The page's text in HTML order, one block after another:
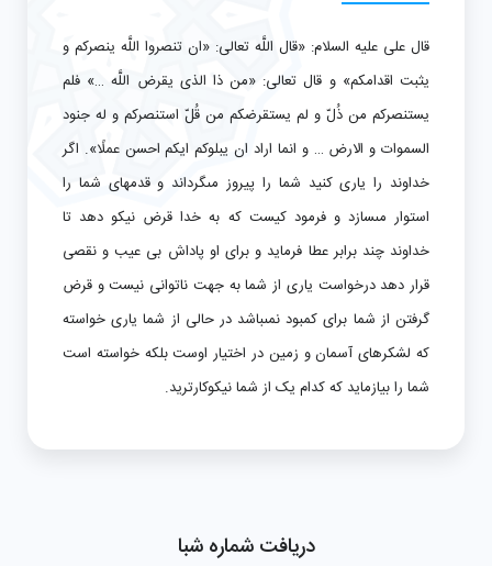
قال على علیه السلام: «قال اللَّه تعالى: «ان تنصروا اللَّه ینصرکم و
یثبت اقدامکم» و قال تعالى: «من ذا الذى یقرض اللَّه …» فلم
یستنصرکم من ذُلّ و لم یستقرضکم من قُلّ استنصرکم و له جنود
السموات و الارض … و انما اراد ان یبلوکم ایکم احسن عملًا». اگر
خداوند را یارى کنید شما را پیروز مى‏گرداند و قدم‏هاى شما را
استوار مى‏سازد و فرمود کیست که به خدا قرض نیکو دهد تا
خداوند چند برابر عطا فرماید و براى او پاداش بى عیب و نقصى
قرار دهد درخواست یارى از شما به جهت ناتوانى نیست و قرض
گرفتن از شما براى کمبود نمى‏باشد در حالى از شما یارى خواسته
که لشکرهاى آسمان و زمین در اختیار اوست بلکه خواسته است
شما را بیازماید که کدام یک از شما نیکوکارترید.
دریافت شماره شبا